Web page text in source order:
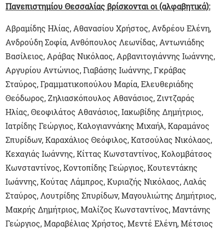
Πανεπιστημίου Θεσσαλίας βρίσκονται οι (αλφαβητικά):
Αβραμίδης Ηλίας, Αθανασίου Χρήστος, Ανδρέου Ελένη,
Ανδρούδη Σοφία, Ανθόπουλος Λεωνίδας, Αντωνιάδης
Βασίλειος, Αράβας Νικόλαος, Αρβανιτογιάννης Ιωάννης,
Αργυρίου Αντώνιος, Γιαβάσης Ιωάννης, Γκράβας
Σταύρος, Γραμματικοπούλου Μαρία, Ελευθεριάδης
Θεόδωρος, Ζηλιασκόπουλος Αθανάσιος, Ζιντζαράς
Ηλίας, Θεοφιλάτος Αθανάσιος, Ιακωβίδης Δημήτριος,
Ιατρίδης Γεώργιος, Καλογιαννάκης Μιχαήλ, Καραμάνος
Σπυρίδων, Καραχάλιος Θεόφιλος, Κατσούλας Νικόλαος,
Κεχαγιάς Ιωάννης, Κίττας Κωνσταντίνος, Κολομβάτσος
Κωνσταντίνος, Κοντοπίδης Γεώργιος, Κουτεντάκης
Ιωάννης, Κούτας Λάμπρος, Κυριαζής Νικόλαος, Λαλάς
Σταύρος, Λουτρίδης Σπυρίδων, Μαγουλιώτης Δημήτριος,
Μακρής Δημήτριος, Μαλίζος Κωνσταντίνος, Μαντάνης
Γεώργιος, Μαραβέλιας Χρήστος, Μεντέ Ελένη, Μέτσιος